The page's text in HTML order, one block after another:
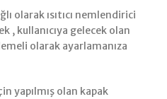
olarak ısıtıcı nemlendirici
, kullanıcıya gelecek olan
olarak ayarlamanıza
yapılmış olan kapak